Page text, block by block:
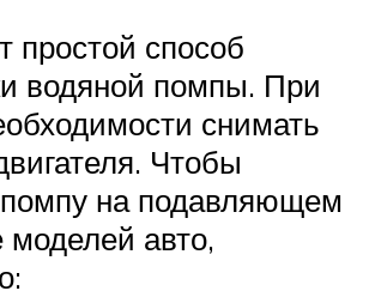
простой способ
водяной помпы. При
снимать
Чтобы
на подавляющем
моделей авто,